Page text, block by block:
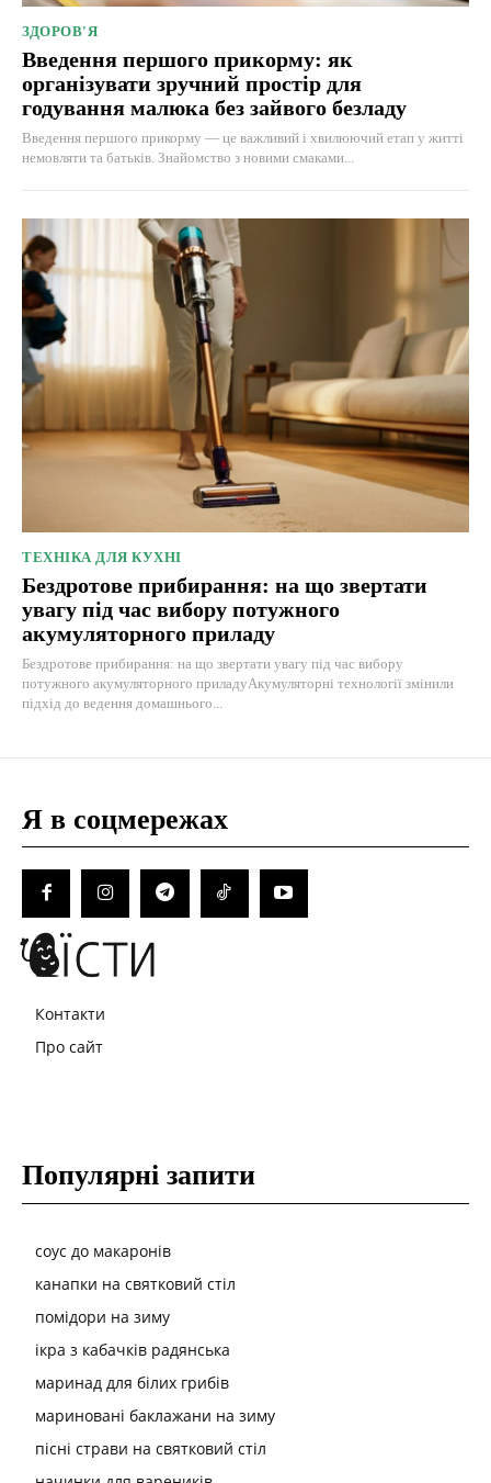
ЗДОРОВ'Я
Введення першого прикорму: як
організувати зручний простір для
годування малюка без зайвого безладу
Введення першого прикорму — це важливий і хвилюючий етап у житті
немовляти та батьків. Знайомство з новими смаками...
ТЕХНІКА ДЛЯ КУХНІ
Бездротове прибирання: на що звертати
увагу під час вибору потужного
акумуляторного приладу
Бездротове прибирання: на що звертати увагу під час вибору
потужного акумуляторного приладуАкумуляторні технології змінили
підхід до ведення домашнього...
Я в соцмережах
Контакти
Про сайт
Популярні запити
соус до макаронів
канапки на святковий стіл
помідори на зиму
ікра з кабачків радянська
маринад для білих грибів
мариновані баклажани на зиму
пісні страви на святковий стіл